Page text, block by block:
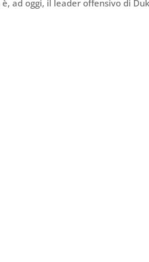
è, ad oggi, il leader offensivo di